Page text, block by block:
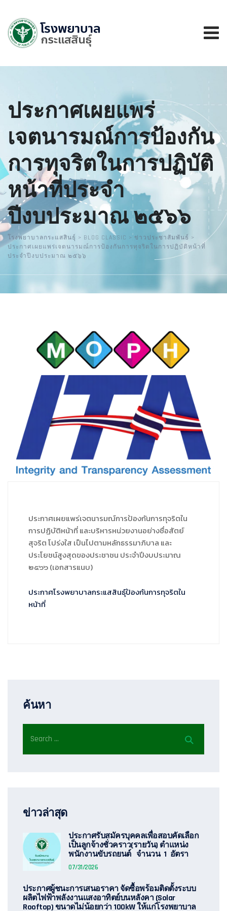
ประกาศเผยแพร่
เจตนารมณ์การป้องกัน
การทุจริตในการปฏิบัติ
หน้าที่ประจำ
ปีงบประมาณ ๒๕๖๖
โรงพยาบาลกระแสสินธุ์ > BLOG CLASSIC > ข่าวประชาสัมพันธ์ >
ประกาศเผยแพร่เจตนารมณ์การป้องกันการทุจริตในการปฏิบัติหน้าที่
ประจำปีงบประมาณ ๒๕๖๖
ประกาศเผยแพร่เจตนารมณ์การป้องกันการทุจริตใน
การปฏิบัติหน้าที่ และบริหารหน่วยงานอย่างซื่อสัตย์
สุจริต โปร่งใส เป็นไปตามหลักธรรมาภิบาล และ
ประโยชน์สูงสุดของประชาชน ประจำปีงบประมาณ
๒๕๖๖ (เอกสารแนบ)
ประกาศโรงพยาบาลกระแสสินธุ์ป้องกันการทุจริตใน
หน้าที่
ค้นหา
ข่าวล่าสุด
ประกาศรับสมัครบุคคลเพื่อสอบคัดเลือก
เป็นลูกจ้างชั่วคราว(รายวัน) ตำแหน่ง
พนักงานขับรถยนต์ จำนวน 1 อัตรา
07/31/2026
ประกาศผู้ชนะการเสนอราคา จัดซื้อพร้อมติดตั้งระบบ
ผลิตไฟฟ้าพลังงานแสงอาทิตย์บนหลังคา (Solar
Rooftop) ขนาดไม่น้อยกว่า 100kW ให้แก่โรงพยาบาล